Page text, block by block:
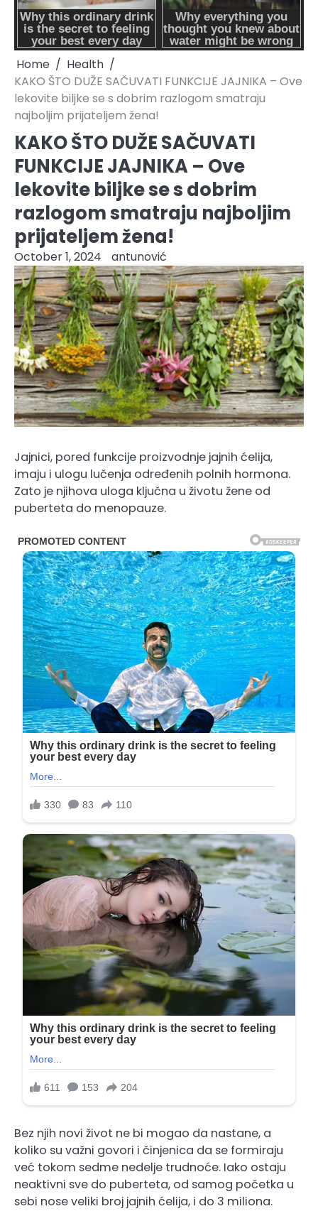
Home
Health
KAKO ŠTO DUŽE SAČUVATI FUNKCIJE JAJNIKA – Ove
lekovite biljke se s dobrim razlogom smatraju
najboljim prijateljem žena!
KAKO ŠTO DUŽE SAČUVATI
FUNKCIJE JAJNIKA – Ove
lekovite biljke se s dobrim
razlogom smatraju najboljim
prijateljem žena!
October 1, 2024 antunović
Jajnici, pored funkcije proizvodnje jajnih ćelija,
imaju i ulogu lučenja određenih polnih hormona.
Zato je njihova uloga ključna u životu žene od
puberteta do menopauze.
Bez njih novi život ne bi mogao da nastane, a
koliko su važni govori i činjenica da se formiraju
već tokom sedme nedelje trudnoće. Iako ostaju
neaktivni sve do puberteta, od samog početka u
sebi nose veliki broj jajnih ćelija, i do 3 miliona.